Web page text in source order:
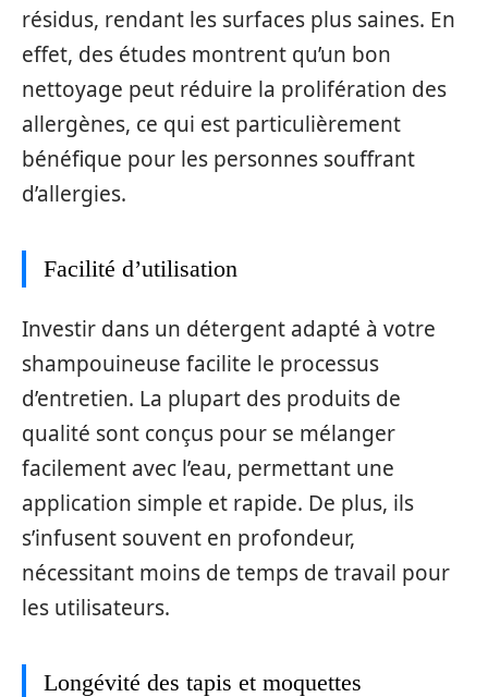
résidus, rendant les surfaces plus saines. En
effet, des études montrent qu’un bon
nettoyage peut réduire la prolifération des
allergènes, ce qui est particulièrement
bénéfique pour les personnes souffrant
d’allergies.
Facilité d’utilisation
Investir dans un détergent adapté à votre
shampouineuse facilite le processus
d’entretien. La plupart des produits de
qualité sont conçus pour se mélanger
facilement avec l’eau, permettant une
application simple et rapide. De plus, ils
s’infusent souvent en profondeur,
nécessitant moins de temps de travail pour
les utilisateurs.
Longévité des tapis et moquettes